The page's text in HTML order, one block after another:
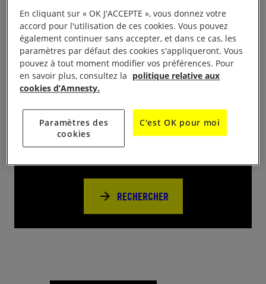
livres, CD, DVD Vinyl d’occasion à des prix modérés.
Stand militant
Près de chez vous
Trouvez d’autres événements pour agir
RECHERCHER
En cliquant sur « OK J'ACCEPTE », vous donnez votre
accord pour l'utilisation de ces cookies. Vous pouvez
également continuer sans accepter, et dans ce cas, les
paramètres par défaut des cookies s'appliqueront. Vous
pouvez à tout moment modifier vos préférences. Pour
en savoir plus, consultez la politique relative aux
cookies d’Amnesty.
Paramètres des
cookies
C'est OK pour moi